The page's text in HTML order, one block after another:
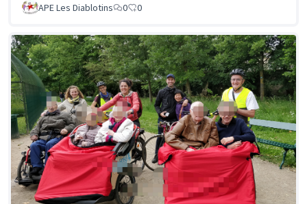
APE Les Diablotins
0 0